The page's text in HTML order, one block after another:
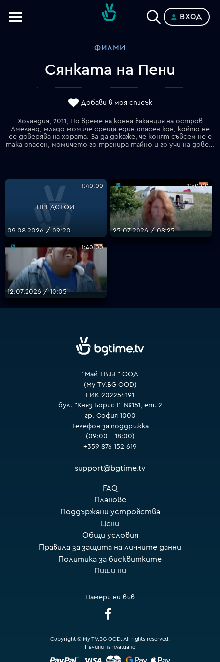
ВХОД
ФИЛМИ
Сянката на Пени
Добави в моя списък
Холандия, 2011, По време на конна ваканция на остров
Амеланд, младо момиче среща един опасен кон, който не
се доверява на хората. За да докаже, че конят съвсем не е
така опасен, момичето го тренира тайно и го учи на доверие към хората.
ПРЕДСТОИ
1:40:00
09.08.2026 / 09:20
1:40:00
25.07.2026 / 08:25
1:40:00
12.07.2026 / 10:05
"Май ТВ.БГ" ООД
(My TV.BG OOD)
ЕИК 202254191
бул. "Княз Борис I" №151, ет. 2
гр. София 1000
Телефон за поддръжка
(09:00 – 18:00)
+359 876 152 619
support@bgtime.tv
FAQ
Планове
Поддържани устройства
Цени
Общи условия
Правила за защита на личните данни
Политика за бисквитките
Пиши ни
Намери ни във
Начини на плащане
Copyright © My TV.BG OOD. All rights reserved.